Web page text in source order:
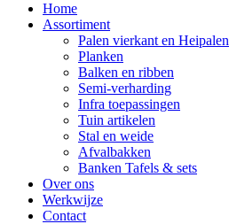
Home
Assortiment
Palen vierkant en Heipalen
Planken
Balken en ribben
Semi-verharding
Infra toepassingen
Tuin artikelen
Stal en weide
Afvalbakken
Banken Tafels & sets
Over ons
Werkwijze
Contact